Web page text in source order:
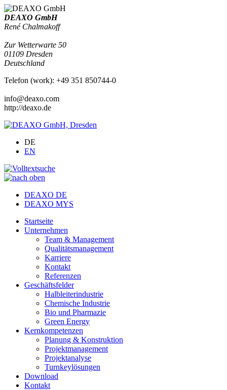
DEAXO GmbH
René Chalmakoff
Zur Wetterwarte 50
01109 Dresden
Deutschland
Telefon (work): +49 351 850744-0
info@deaxo.com
http://deaxo.de
DE
EN
DEAXO DE
DEAXO MYS
Startseite
Unternehmen
Team & Management
Qualitätsmanagement
Karriere
Kontakt
Referenzen
Geschäftsfelder
Halbleiterindustrie
Chemische Industrie
Bio und Pharmazie
Green Energy
Kernkompetenzen
Planung & Konstruktion
Projektmanagement
Projektanalyse
Turnkeylösungen
Download
Kontakt